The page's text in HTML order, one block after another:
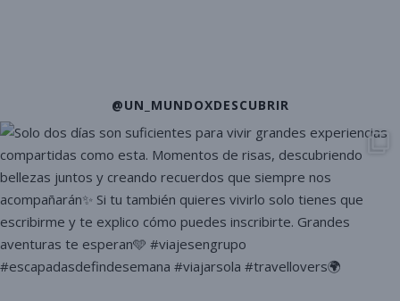
@UN_MUNDOXDESCUBRIR